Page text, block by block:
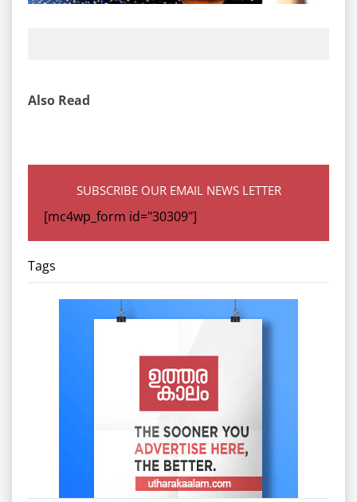
Also Read
SUBSCRIBE OUR EMAIL NEWS LETTER
[mc4wp_form id="30309"]
Tags